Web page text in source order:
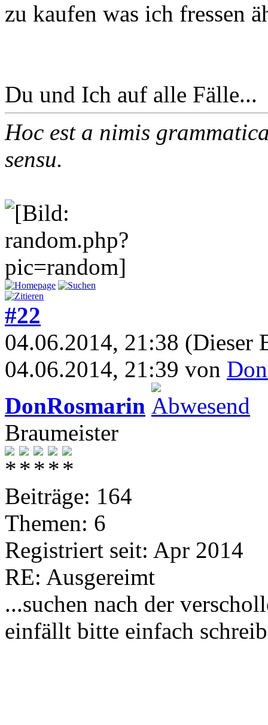
zu kaufen was ich fressen
Du und Ich auf alle Fälle...
Hoc est a nimis
sensu.
#22
04.06.2014, 21:38 (Dieser
04.06.2014, 21:39 von
DonRosmarin
Braumeister
Beiträge: 164
Themen: 6
Registriert seit: Apr 2014
RE: Ausgereimt
...suchen nach der
einfällt bitte einfach